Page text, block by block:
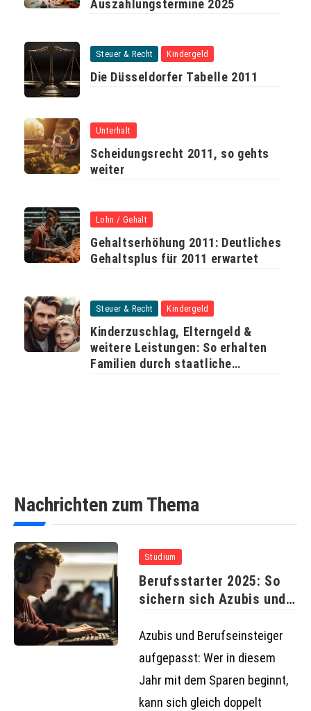
Auszahlungstermine 2025
Steuer & Recht Kindergeld
Die Düsseldorfer Tabelle 2011
Unterhalt
Scheidungsrecht 2011, so gehts
weiter
Lohn / Gehalt
Gehaltserhöhung 2011: Deutliches
Gehaltsplus für 2011 erwartet
Steuer & Recht Kindergeld
Kinderzuschlag, Elterngeld &
weitere Leistungen: So erhalten
Familien durch staatliche
Nachrichten zum Thema
Studium
Berufsstarter 2025: So
sichern sich Azubis und
Azubis und Berufseinsteiger
aufgepasst: Wer in diesem
Jahr mit dem Sparen beginnt,
kann sich gleich doppelt